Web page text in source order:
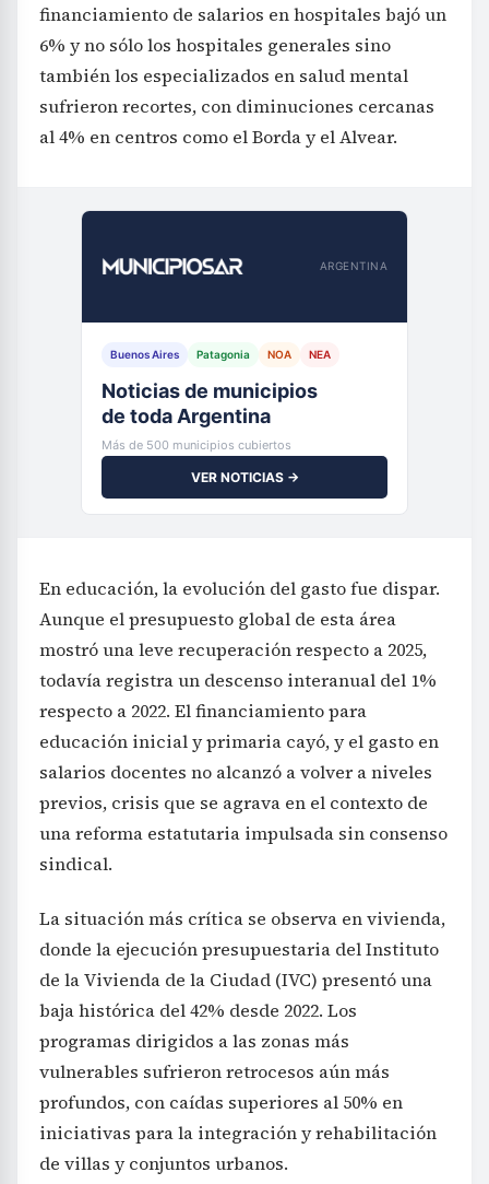
financiamiento de salarios en hospitales bajó un
6% y no sólo los hospitales generales sino
también los especializados en salud mental
sufrieron recortes, con diminuciones cercanas
al 4% en centros como el Borda y el Alvear.
ARGENTINA
Buenos Aires Patagonia NOA NEA
Noticias de municipios
de toda Argentina
Más de 500 municipios cubiertos
VER NOTICIAS →
En educación, la evolución del gasto fue dispar.
Aunque el presupuesto global de esta área
mostró una leve recuperación respecto a 2025,
todavía registra un descenso interanual del 1%
respecto a 2022. El financiamiento para
educación inicial y primaria cayó, y el gasto en
salarios docentes no alcanzó a volver a niveles
previos, crisis que se agrava en el contexto de
una reforma estatutaria impulsada sin consenso
sindical.
La situación más crítica se observa en vivienda,
donde la ejecución presupuestaria del Instituto
de la Vivienda de la Ciudad (IVC) presentó una
baja histórica del 42% desde 2022. Los
programas dirigidos a las zonas más
vulnerables sufrieron retrocesos aún más
profundos, con caídas superiores al 50% en
iniciativas para la integración y rehabilitación
de villas y conjuntos urbanos.